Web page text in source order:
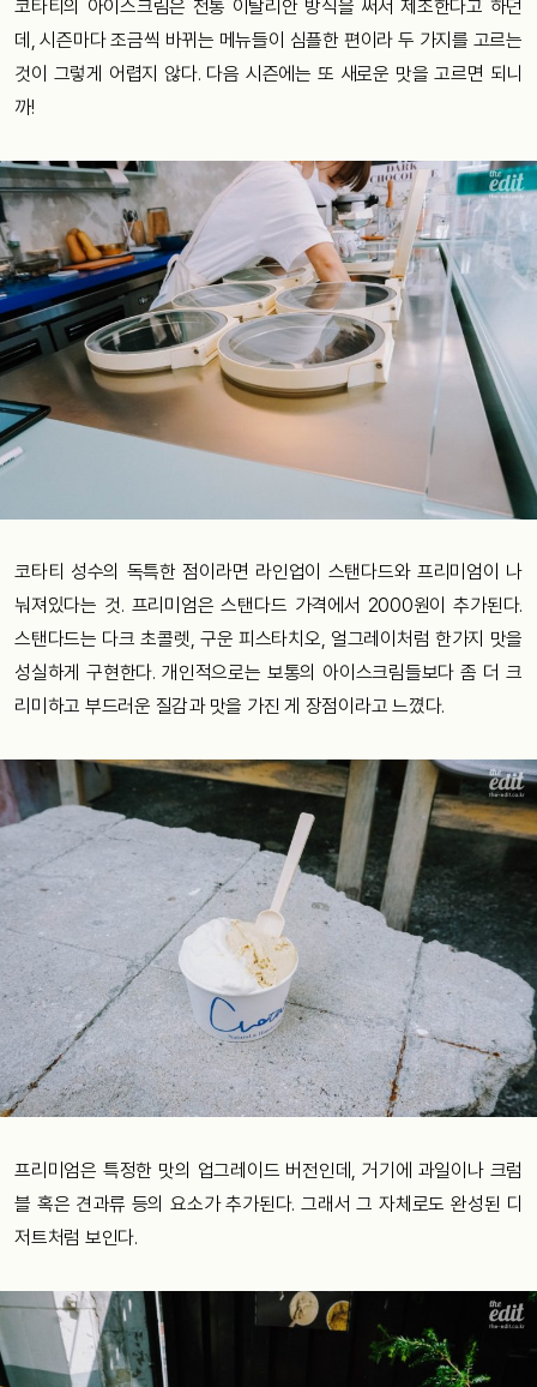
코타티의 아이스크림은 전통 이탈리안 방식을 써서 제조한다고 하던
데, 시즌마다 조금씩 바뀌는 메뉴들이 심플한 편이라 두 가지를 고르는
것이 그렇게 어렵지 않다. 다음 시즌에는 또 새로운 맛을 고르면 되니
까!
코타티 성수의 독특한 점이라면 라인업이 스탠다드와 프리미엄이 나
눠져있다는 것. 프리미엄은 스탠다드 가격에서 2000원이 추가된다.
스탠다드는 다크 초콜렛, 구운 피스타치오, 얼그레이처럼 한가지 맛을
성실하게 구현한다. 개인적으로는 보통의 아이스크림들보다 좀 더 크
리미하고 부드러운 질감과 맛을 가진 게 장점이라고 느꼈다.
프리미엄은 특정한 맛의 업그레이드 버전인데, 거기에 과일이나 크럼
블 혹은 견과류 등의 요소가 추가된다. 그래서 그 자체로도 완성된 디
저트처럼 보인다.